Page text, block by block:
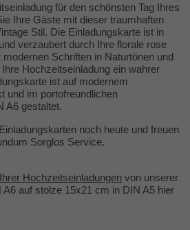
für den schönsten Tag Ihres
Ihre Gäste mit dieser traumhaften
Stil. Die Einladungskarte ist in
verzaubert durch Ihre florale rose
Schriften in Naturtönen und
Hochzeitseinladung ein wahrer
ist auf modernem
und im portofreundlichen
A6 gestaltet.
noch heute und freuen
Sorglos Service.
Hochzeitseinladungen von unserer
auf stolze 15x21 cm in DIN A5 hier